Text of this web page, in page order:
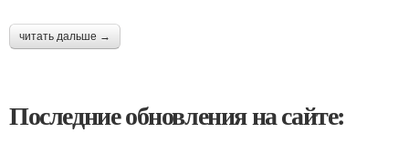
читать дальше →
Последние обновления на сайте: